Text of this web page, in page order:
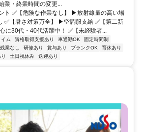
業・終業時間の変更...
ト ✅【危険な作業なし】 ▶放射線量の高い場
✅【暑さ対策万全】 ▶空調服支給 ✅【第二新
に30代・40代活躍中！ ✅【未経験者...
ム 資格取得支援あり 車通勤OK
固定時間制
残業なし 研修あり 賞与あり ブランクOK
育休あり
土日祝休み 送迎あり